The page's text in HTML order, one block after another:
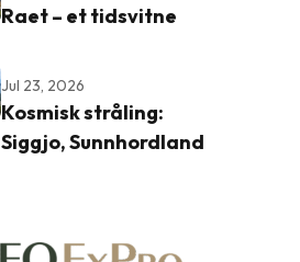
Raet – et tidsvitne
Jul 23, 2026
Kosmisk stråling:
Siggjo, Sunnhordland